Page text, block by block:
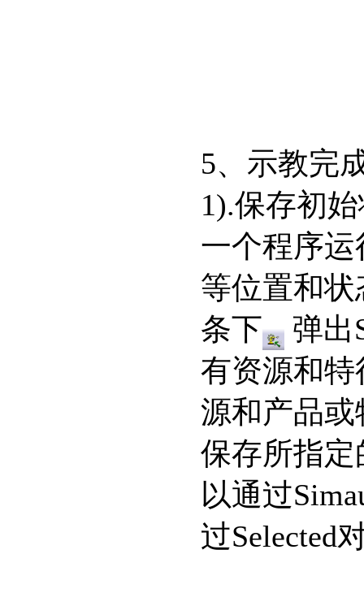
5、示教完
1).保存初
一个程序
等位置和
条下
弹出
有资源和
源和产品
保存所指
以通过
过Selected